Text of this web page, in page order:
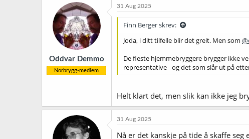
Oddvar Demmo
Norbrygg-medlem
31 Aug 2025
Finn Berger skrev:
Joda, i ditt tilfelle blir det greit. Men som
De fleste hjemmebryggere brygger ikke
representative - og det som slår ut på
Helt klart det, men slik kan ikke jeg
31 Aug 2025
Nå er det kanskje på tide å skaffe